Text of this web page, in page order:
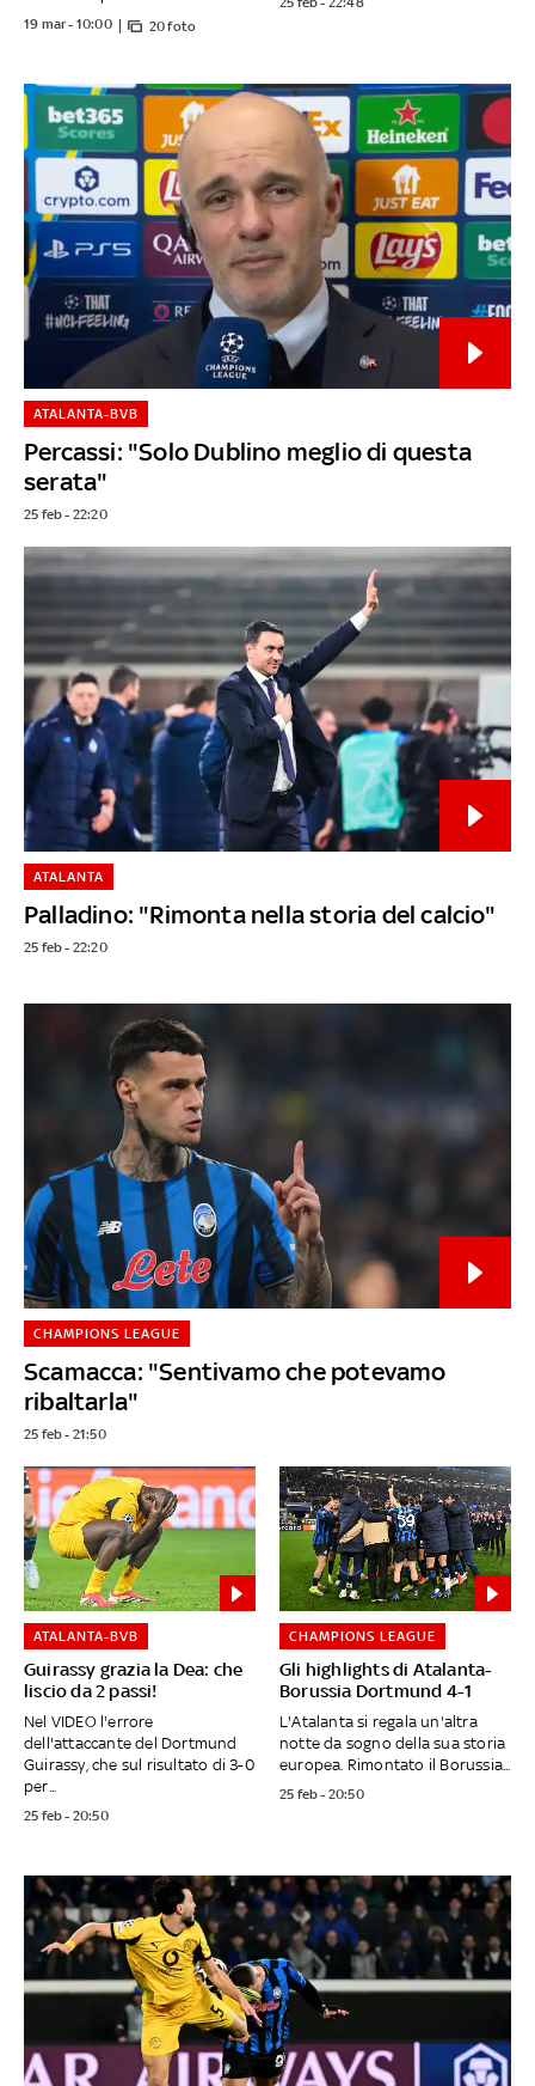
19 mar - 10:00 20 foto
Percassi: "Solo Dublino meglio di questa
serata"
ATALANTA-BVB
25 feb - 22:20
Palladino: "Rimonta nella storia del calcio"
ATALANTA
25 feb - 22:20
Scamacca: "Sentivamo che potevamo
ribaltarla"
CHAMPIONS LEAGUE
25 feb - 21:50
Guirassy grazia la Dea: che
liscio da 2 passi!
ATALANTA-BVB
Nel VIDEO l'errore
dell'attaccante del Dortmund
Guirassy, che sul risultato di 3-0
per...
25 feb - 20:50
Gli highlights di Atalanta-
Borussia Dortmund 4-1
CHAMPIONS LEAGUE
L'Atalanta si regala un'altra
notte da sogno della sua storia
europea. Rimontato il Borussia...
25 feb - 20:50